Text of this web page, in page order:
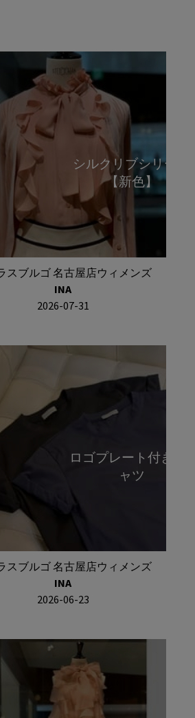
シルクリブシリーズ
【新色】
スブルゴ 名古屋店ウィメンズ
INA
2026-07-31
ロゴプレート付きTシ
ャツ
スブルゴ 名古屋店ウィメンズ
INA
2026-06-23